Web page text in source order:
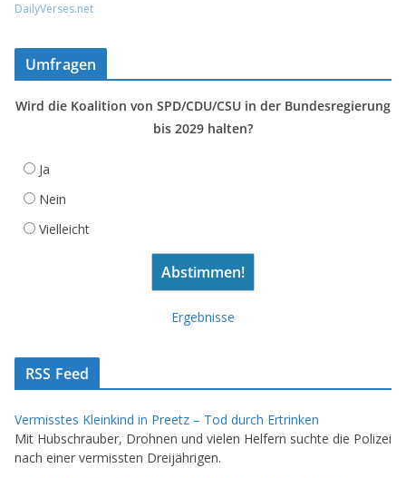
DailyVerses.net
Umfragen
Wird die Koalition von SPD/CDU/CSU in der Bundesregierung
bis 2029 halten?
Ja
Nein
Vielleicht
Ergebnisse
RSS Feed
Vermisstes Kleinkind in Preetz – Tod durch Ertrinken
Mit Hubschrauber, Drohnen und vielen Helfern suchte die Polizei
nach einer vermissten Dreijährigen.